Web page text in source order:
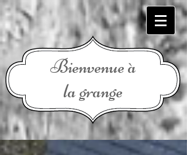
Bienvenue à
la grange